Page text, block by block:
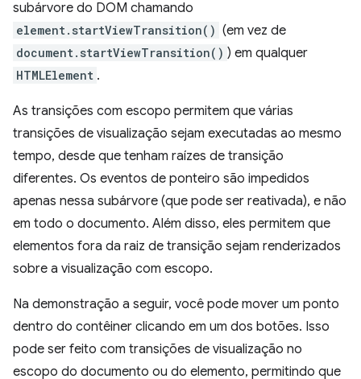
subárvore do DOM chamando
element.startViewTransition() (em vez de
document.startViewTransition() ) em qualquer
HTMLElement .
As transições com escopo permitem que várias
transições de visualização sejam executadas ao mesmo
tempo, desde que tenham raízes de transição
diferentes. Os eventos de ponteiro são impedidos
apenas nessa subárvore (que pode ser reativada), e não
em todo o documento. Além disso, eles permitem que
elementos fora da raiz de transição sejam renderizados
sobre a visualização com escopo.
Na demonstração a seguir, você pode mover um ponto
dentro do contêiner clicando em um dos botões. Isso
pode ser feito com transições de visualização no
escopo do documento ou do elemento, permitindo que